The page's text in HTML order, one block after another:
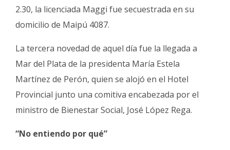
2.30, la licenciada Maggi fue secuestrada en su
domicilio de Maipú 4087.
La tercera novedad de aquel día fue la llegada a
Mar del Plata de la presidenta María Estela
Martínez de Perón, quien se alojó en el Hotel
Provincial junto una comitiva encabezada por el
ministro de Bienestar Social, José López Rega.
“No entiendo por qué”